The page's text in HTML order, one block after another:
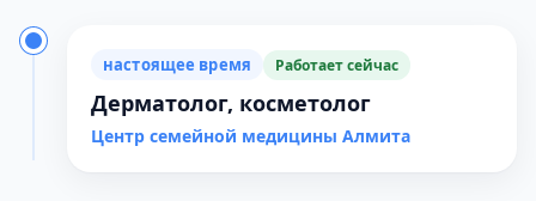
настоящее время Работает сейчас
Дерматолог, косметолог
Центр семейной медицины Алмита